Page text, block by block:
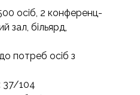
осіб, 2 конференц-
зал, більярд,
потреб осіб з
37/104